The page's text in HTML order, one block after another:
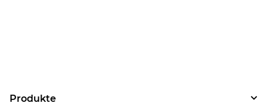
Produkte